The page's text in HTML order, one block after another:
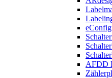
AFDD